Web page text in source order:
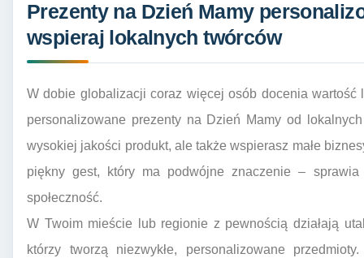
Prezenty na Dzień Mamy
wspieraj lokalnych twórców
W dobie globalizacji coraz więcej osób docenia wartość
personalizowane prezenty na Dzień Mamy od
wysokiej jakości produkt, ale także wspierasz małe
piękny gest, który ma podwójne znaczenie –
społeczność.
W Twoim mieście lub regionie z pewnością działają
którzy tworzą niezwykłe, personalizowane